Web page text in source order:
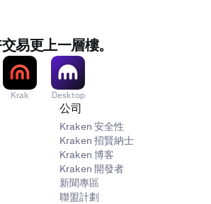
易更上一層樓。
Krak Desktop
公司
Kraken 安全性
Kraken 招賢納士
Kraken 博客
Kraken 開發者
新聞專區
聯盟計劃